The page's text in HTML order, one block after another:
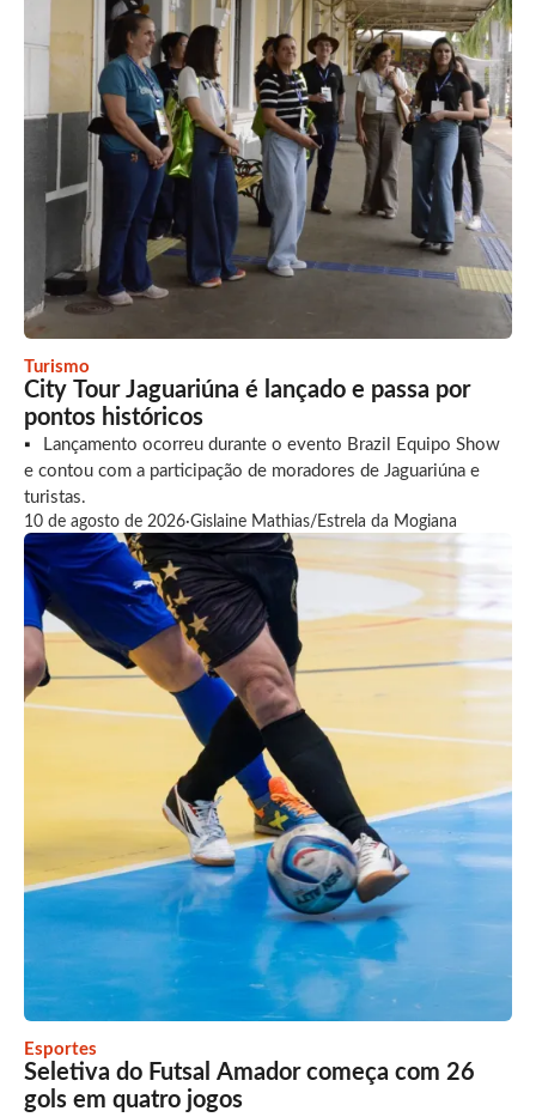
Turismo
City Tour Jaguariúna é lançado e passa por
pontos históricos
Lançamento ocorreu durante o evento Brazil Equipo Show
e contou com a participação de moradores de Jaguariúna e
turistas.
10 de agosto de 2026·Gislaine Mathias/Estrela da Mogiana
Esportes
Seletiva do Futsal Amador começa com 26
gols em quatro jogos